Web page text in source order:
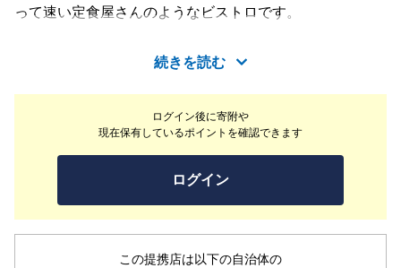
ログイン後に寄附や
現在保有しているポイントを確認できます
ログイン
この提携店は以下の自治体の
って速い定食屋さんのようなビストロです。
続きを読む